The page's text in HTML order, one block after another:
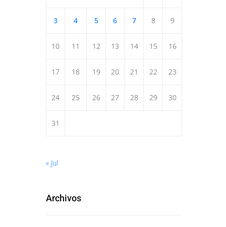
3 4 5 6 7 8 9
10 11 12 13 14 15 16
17 18 19 20 21 22 23
24 25 26 27 28 29 30
31
« Jul
Archivos